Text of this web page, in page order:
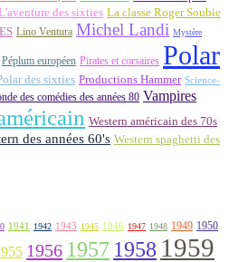
des sixties La classe Roger Soubie
Lino Ventura Michel Landi Mystère
Péplum européen Pirates et corsaires Polar
des sixties Productions Hammer Science-
des comédies des années 80 Vampires
Western américain des 70s
des années 60's Western spaghetti des
1941 1942 1943 1945 1946 1947 1948 1949 1950
1956 1957 1958 1959